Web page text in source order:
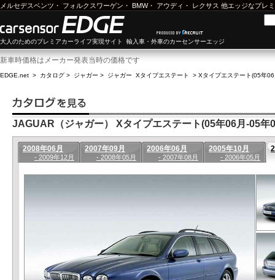
メルセデスベンツ ・ フォルクスワーゲン ・ BMW・ アウディ ・ レクサス 他エッジなプレ
大人のためのプレミアカーライフ実現サイト 輸入車・外車のカーセンサーエッジ
新車時価格はメーカー発表当時の価格です
EDGE.net > カタログ > ジャガー > ジャガー Xタイプエステート > Xタイプエステート(05年
JAGUAR（ジャガー） Xタイプエステート(05年06月-05年
2008年06月
- 2009年12月
2007年09月
- 2008年05月
2006年06月
- 2007年08月
2005年10月
- 2006年05月